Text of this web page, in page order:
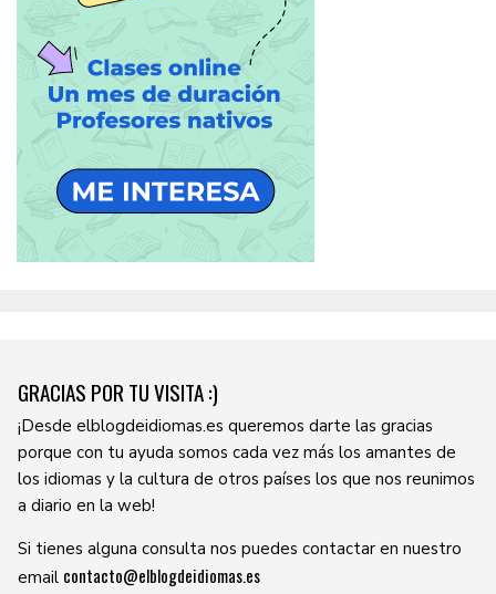
GRACIAS POR TU VISITA :)
¡Desde elblogdeidiomas.es queremos darte las gracias
porque con tu ayuda somos cada vez más los amantes de
los idiomas y la cultura de otros países los que nos reunimos
a diario en la web!
Si tienes alguna consulta nos puedes contactar en nuestro
email contacto@elblogdeidiomas.es